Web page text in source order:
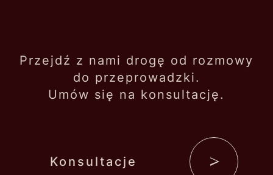
Przejdź z nami drogę od rozmowy
do przeprowadzki.
Umów się na konsultację.
Konsultacje